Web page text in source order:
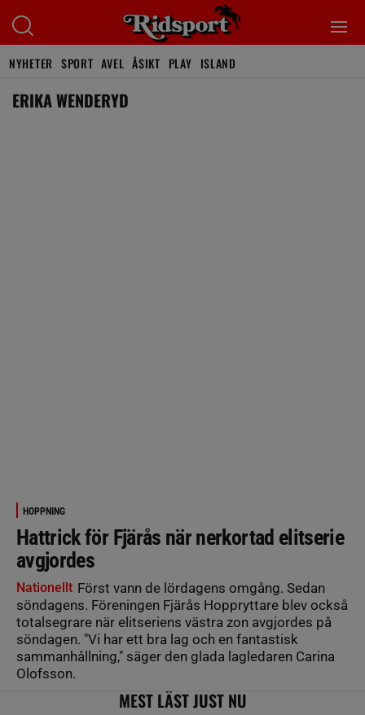
NYHETER SPORT AVEL ÅSIKT PLAY ISLAND
ERIKA WENDERYD
HOPPNING
Hattrick för Fjärås när nerkortad elitserie
avgjordes
Nationellt Först vann de lördagens omgång. Sedan
söndagens. Föreningen Fjärås Hoppryttare blev också
totalsegrare när elitseriens västra zon avgjordes på
söndagen. "Vi har ett bra lag och en fantastisk
sammanhållning," säger den glada lagledaren Carina
Olofsson.
MEST LÄST JUST NU